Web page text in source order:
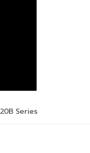
Series